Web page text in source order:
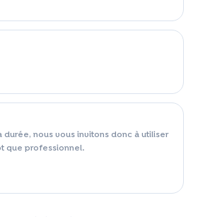
durée, nous vous invitons donc à utiliser
que professionnel.